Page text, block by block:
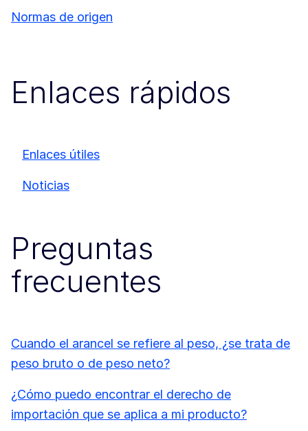
Normas de origen
Enlaces rápidos
Enlaces útiles
Noticias
Preguntas
frecuentes
Cuando el arancel se refiere al peso, ¿se trata de
peso bruto o de peso neto?
¿Cómo puedo encontrar el derecho de
importación que se aplica a mi producto?